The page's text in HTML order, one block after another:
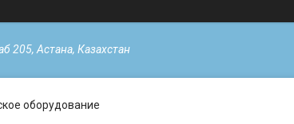
205, Астана, Казахстан
оборудование